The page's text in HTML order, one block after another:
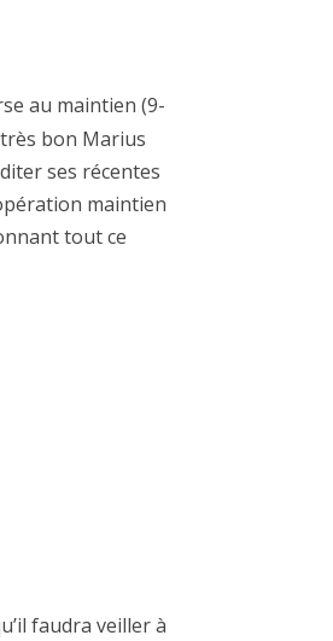
au maintien (9-
bon Marius
ses récentes
maintien
tout ce
faudra veiller à